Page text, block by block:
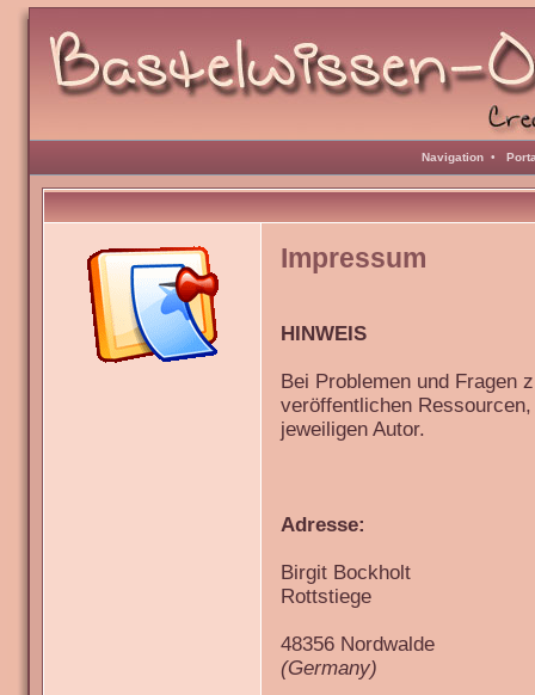
Navigation •
Impressum
HINWEIS
Bei Problemen und Fragen
veröffentlichen
jeweiligen Autor.
Adresse:
Birgit Bockholt
Rottstiege
48356 Nordwalde
(Germany)